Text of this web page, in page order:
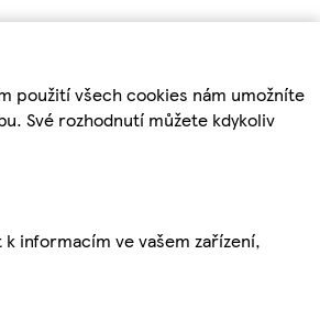
použití všech cookies nám umožníte
Své rozhodnutí můžete kdykoliv
informacím ve vašem zařízení,